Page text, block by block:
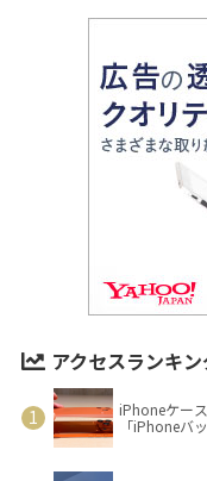
アクセスランキ
iPhoneケー
「iPhoneバ